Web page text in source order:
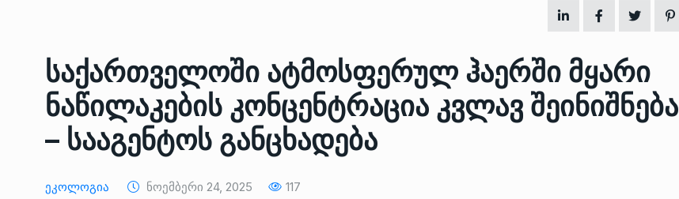
საქართველოში ატმოსფერულ ჰაერში მყარი
ნაწილაკების კონცენტრაცია კვლავ შეინიშნება
– სააგენტოს განცხადება
Ეკოლოგია Ნოემბერი 24, 2025 117
სამსახურის…
ᲔᲙᲝᲜᲝᲛᲘᲙᲐ 10/05/2022
8
საქართველოს რკინიგზის
გენერალურმა დირექტორმა შუა
დერეფნის…
ᲔᲙᲝᲜᲝᲛᲘᲙᲐ 11/05/2022
ᲠᲔᲒᲘᲝᲜᲔᲑᲘ 13/05/2022
მარაგი დღეისათვის გვაქვს